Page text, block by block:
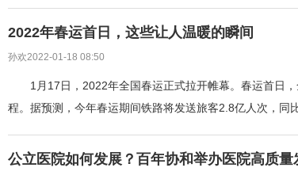
2022年春运首日，这些让人温暖的瞬间
孙欢2022-01-18 08:50
1月17日，2022年全国春运正式拉开帷幕。春运首日
程。据预测，今年春运期间铁路将发送旅客2.8亿人次，同
公立医院如何发展？百年协和举办医院高质量